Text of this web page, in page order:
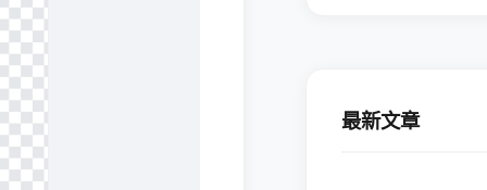
最新文章